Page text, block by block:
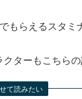
もらえるスタミ
ターもこちら
て読みたい